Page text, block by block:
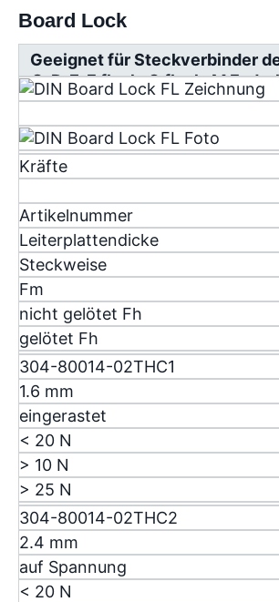
Board Lock
Geeignet für Steckverbinder
C, D, E, F flach, G flach, M
Messerleisten
Kräfte
Artikelnummer
Leiterplattendicke
Steckweise
Fm
nicht gelötet Fh
gelötet Fh
304-80014-02THC1
1.6 mm
eingerastet
< 20 N
> 10 N
> 25 N
304-80014-02THC2
2.4 mm
auf Spannung
< 20 N